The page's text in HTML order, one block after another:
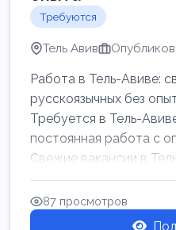
Требуются
Тель Авив
Работа в Тель-Авиве:
русскоязычных без
Требуется в Тель-
постоянная работа с
Свежие вакансии в
женщин от хозя...
87 просмотров